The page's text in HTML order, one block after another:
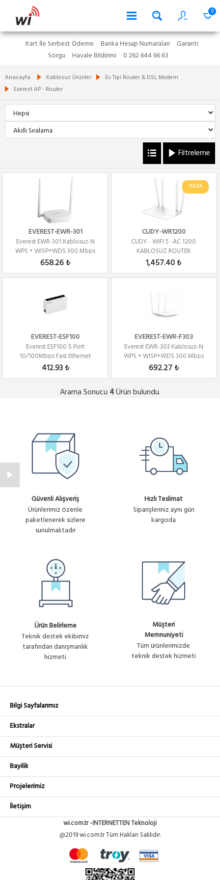
0
Kart İle Serbest Ödeme Banka Hesap Numaraları
Garanti
Sorgu
Havale Bildirimi 0 262 644 66 63
Anasayfa Kablosuz Ürünler
Ev Tipi Router & DSL Modem
Everest AP - Router
Filtreleme
EVEREST-EWR-301
Everest EWR-301 Kablosuz-N
WPS + WISP+WDS 300 Mbps
Repeater+Access...
658.26 ₺
YOLDA
CUDY-WR1200
CUDY - WIFI 5 -AC 1200
KABLOSUZ ROUTER
1,457.40 ₺
EVEREST-ESF100
Everest ESF100 5 Port
10/100Mbps Fast Ethernet
Masaüstü Switch Hub
412.93 ₺
EVEREST-EWR-F303
Everest EWR-303 Kablosuz-N
WPS + WISP+WDS 300 Mbps
Repeater+Access...
692.27 ₺
Arama Sonucu 4Ürün bulundu.
Güvenli Alışveriş
Ürünlerimiz özenle
paketlenerek sizlere
sunulmaktadır
Hızlı Teslimat
Siparişleriniz aynı gün
kargoda
Ürün Belirleme
Teknik destek ekibimiz
tarafından danışmanlık
hizmeti
Müşteri
Memnuniyeti
Tüm ürünlerimizde
teknik destek hizmeti
Bilgi Sayfalarımız
Ekstralar
Müşteri Servisi
Bayilik
Projelerimiz
İletişim
wi.com.tr -INTERNETTEN Teknoloji
@2019 wi.com.tr Tüm Hakları Saklıdır.